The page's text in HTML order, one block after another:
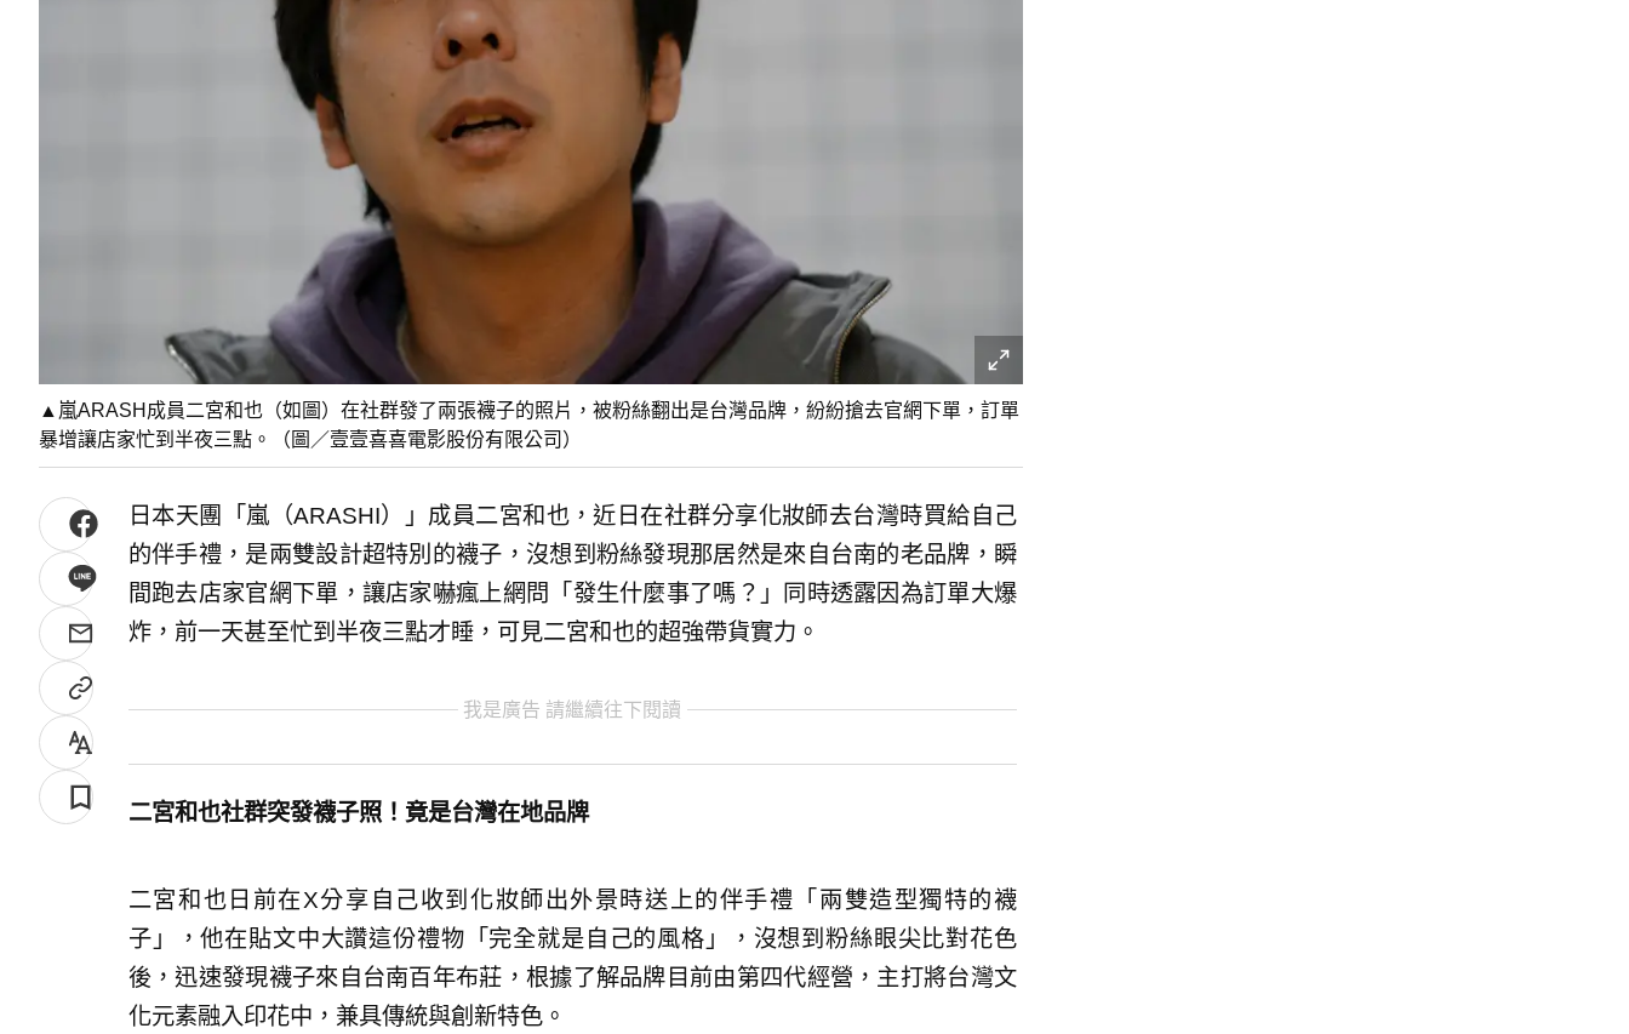
▲嵐ARASH成員二宮和也（如圖）在社群發了兩張襪子的照片，被粉絲翻出是台灣品牌，紛紛搶去官網下單，訂單
暴增讓店家忙到半夜三點。（圖／壹壹喜喜電影股份有限公司）
日本天團「嵐（ARASHI）」成員二宮和也，近日在社群分享化妝師去台灣時買給自己
的伴手禮，是兩雙設計超特別的襪子，沒想到粉絲發現那居然是來自台南的老品牌，瞬
間跑去店家官網下單，讓店家嚇瘋上網問「發生什麼事了嗎？」同時透露因為訂單大爆
炸，前一天甚至忙到半夜三點才睡，可見二宮和也的超強帶貨實力。
我是廣告 請繼續往下閱讀
二宮和也社群突發襪子照！竟是台灣在地品牌
二宮和也日前在X分享自己收到化妝師出外景時送上的伴手禮「兩雙造型獨特的襪
子」，他在貼文中大讚這份禮物「完全就是自己的風格」，沒想到粉絲眼尖比對花色
後，迅速發現襪子來自台南百年布莊，根據了解品牌目前由第四代經營，主打將台灣文
化元素融入印花中，兼具傳統與創新特色。